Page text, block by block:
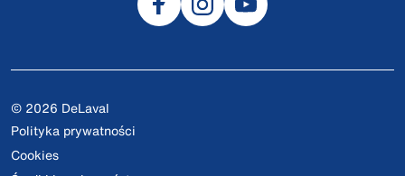
© 2026 DeLaval
Polityka prywatności
Cookies